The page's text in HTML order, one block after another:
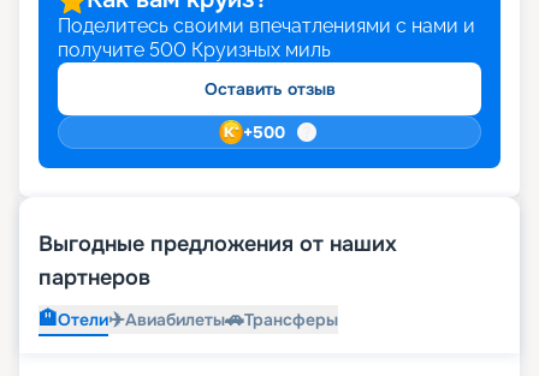
Поделитесь своими впечатлениями с нами и
получите 500 Круизных миль
Оставить отзыв
+500
Выгодные предложения от наших
партнеров
🏨Отели✈️Авиабилеты🚗Трансферы